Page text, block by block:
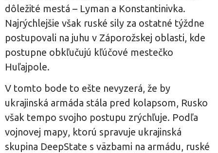
dôležité mestá – Lyman a Konstantinivka.
Najrýchlejšie však ruské sily za ostatné týždne
postupovali na juhu v Záporožskej oblasti, kde
postupne obkľučujú kľúčové mestečko
Huľajpole.
V tomto bode to ešte nevyzerá, že by
ukrajinská armáda stála pred kolapsom, Rusko
však tempo svojho postupu zrýchľuje. Podľa
vojnovej mapy, ktorú spravuje ukrajinská
skupina DeepState s väzbami na armádu, ruské